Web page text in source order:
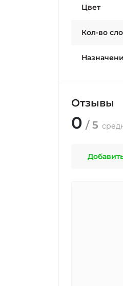
Цвет
Кол-во
Отзывы
0 / 5